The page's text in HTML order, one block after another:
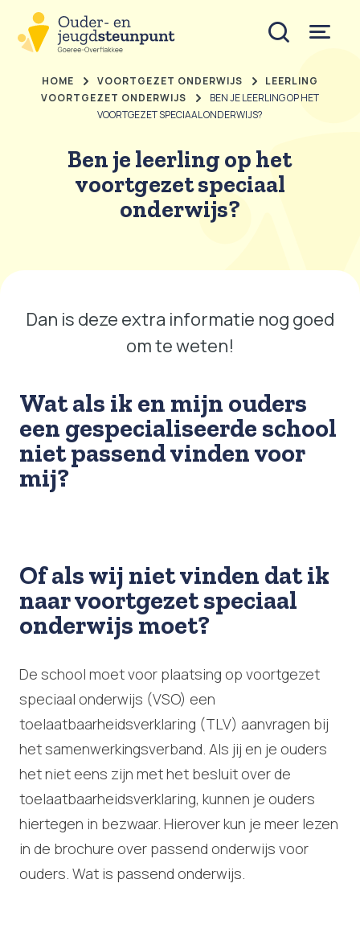
HOME VOORTGEZET ONDERWIJS
LEERLING
VOORTGEZET ONDERWIJS
BEN JE LEERLING OP HET
VOORTGEZET SPECIAAL ONDERWIJS?
Ben je leerling op het
voortgezet speciaal
onderwijs?
Dan is deze extra informatie nog goed
om te weten!
Wat als ik en mijn ouders
een gespecialiseerde school
niet passend vinden voor
mij?
Of als wij niet vinden dat ik
naar voortgezet speciaal
onderwijs moet?
De school moet voor plaatsing op voortgezet
speciaal onderwijs (VSO) een
toelaatbaarheidsverklaring (TLV) aanvragen bij
het samenwerkingsverband. Als jij en je ouders
het niet eens zijn met het besluit over de
toelaatbaarheidsverklaring, kunnen je ouders
hiertegen in bezwaar. Hierover kun je meer lezen
in de brochure over passend onderwijs voor
ouders. Wat is passend onderwijs.